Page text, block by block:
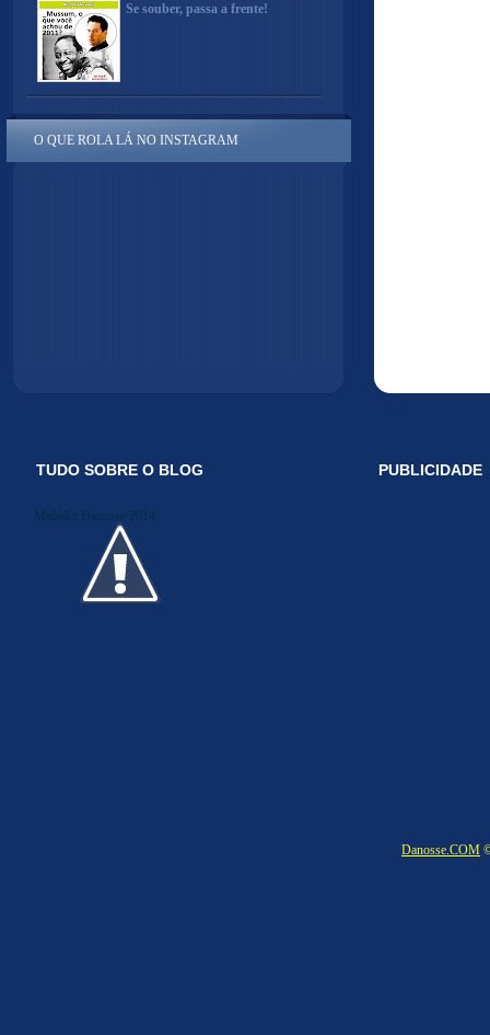
Se souber, passa a frente!
O QUE ROLA LÁ NO INSTAGRAM
TUDO SOBRE O BLOG
Midiakit Danosse 2014
PUBLICIDADE
Danosse.COM